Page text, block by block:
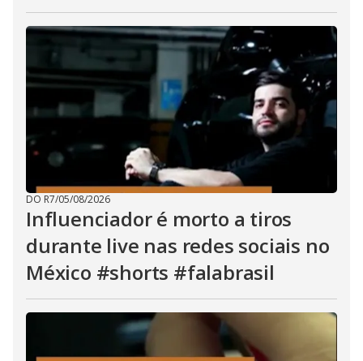
DO R7/05/08/2026
Influenciador é morto a tiros
durante live nas redes sociais no
México #shorts #falabrasil